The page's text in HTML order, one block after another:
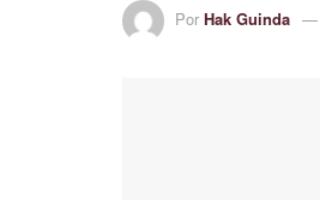
Por Hak Guinda